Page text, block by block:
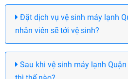
Đặt dịch vụ vệ sinh máy lạnh
nhân viên sẽ tới vệ sinh?
Sau khi vệ sinh máy lạnh